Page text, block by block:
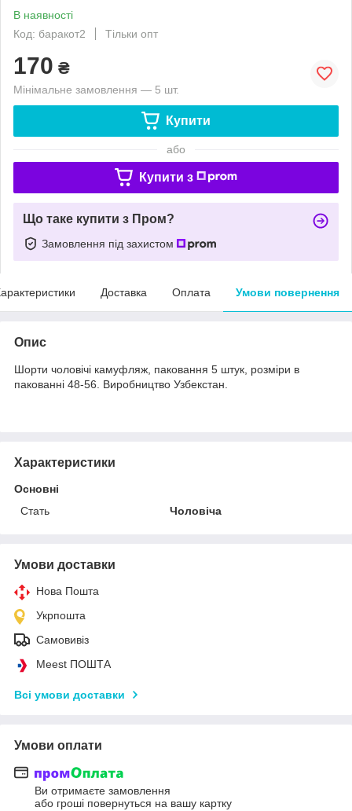
В наявності
Код: баракот2
Тільки опт
170 ₴
Мінімальне замовлення — 5 шт.
Купити
або
Купити з
Що таке купити з Пром?
Замовлення під захистом
Доставка Оплата Умови повернення
Опис
Шорти чоловічі камуфляж, паковання 5 штук, розміри в
пакованні 48-56. Виробництво Узбекстан.
Характеристики
Основні
Стать
Чоловіча
Умови доставки
Нова Пошта
Укрпошта
Самовивіз
Meest ПОШТА
Всі умови доставки
Умови оплати
Ви отримаєте замовлення
або гроші повернуться на вашу картку